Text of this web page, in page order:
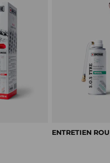
ENTRETIEN